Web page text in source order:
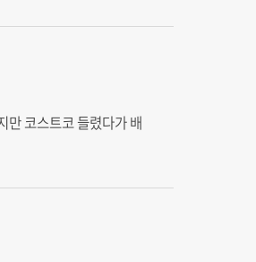
만 코스트코 들렸다가 배